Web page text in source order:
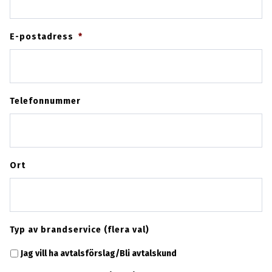
E-postadress *
Telefonnummer
Ort
Typ av brandservice (flera val)
Jag vill ha avtalsförslag/Bli avtalskund